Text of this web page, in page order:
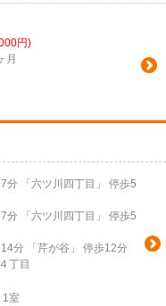
円)
月
7分 「六ツ川四丁目」 停歩5
7分 「六ツ川四丁目」 停歩5
14分 「芹が谷」 停歩12分
４丁目
1室